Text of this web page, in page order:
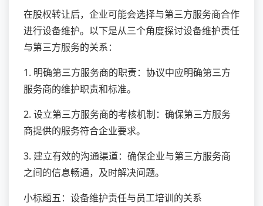
在股权转让后，企业可能会选择与第三方服务商合作
进行设备维护。以下是从三个角度探讨设备维护责任
与第三方服务的关系：
1. 明确第三方服务商的职责：协议中应明确第三方
服务商的维护职责和标准。
2. 设立第三方服务商的考核机制：确保第三方服务
商提供的服务符合企业要求。
3. 建立有效的沟通渠道：确保企业与第三方服务商
之间的信息畅通，及时解决问题。
小标题五：设备维护责任与员工培训的关系